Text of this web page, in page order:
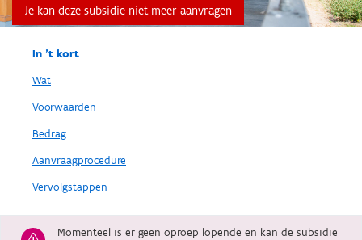
Je kan deze subsidie niet meer aanvragen
In 't kort
Wat
Voorwaarden
Bedrag
Aanvraagprocedure
Vervolgstappen
Momenteel is er geen oproep lopende en kan de subsidie